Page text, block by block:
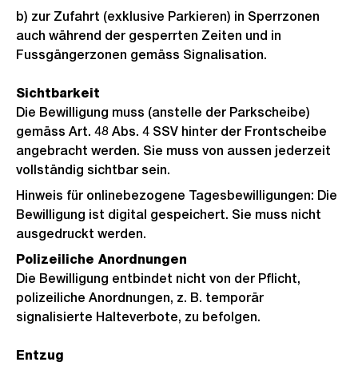
b) zur Zufahrt (exklusive Parkieren) in Sperrzonen
auch während der gesperrten Zeiten und in
Fussgängerzonen gemäss Signalisation.
Sichtbarkeit
Die Bewilligung muss (anstelle der Parkscheibe)
gemäss Art. 48 Abs. 4 SSV hinter der Frontscheibe
angebracht werden. Sie muss von aussen jederzeit
vollständig sichtbar sein.
Hinweis für onlinebezogene Tagesbewilligungen: Die
Bewilligung ist digital gespeichert. Sie muss nicht
ausgedruckt werden.
Polizeiliche Anordnungen
Die Bewilligung entbindet nicht von der Pflicht,
polizeiliche Anordnungen, z. B. temporär
signalisierte Halteverbote, zu befolgen.
Entzug